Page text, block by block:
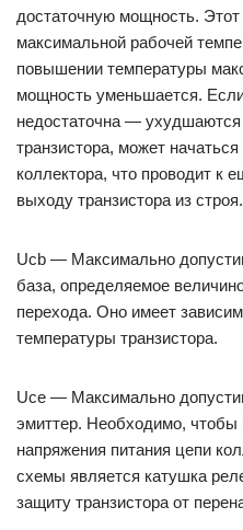
достаточную мощность. Этот
максимальной рабочей
повышении температуры
мощность уменьшается.
недостаточна — ухудшаются
транзистора, может
коллектора, что проводит к
выходу транзистора из строя.
Ucb — Максимально
база, определяемое
перехода. Оно имеет
температуры транзистора.
Uce — Максимально
эмиттер. Необходимо,
напряжения питания цепи
схемы является катушка
защиту транзистора от